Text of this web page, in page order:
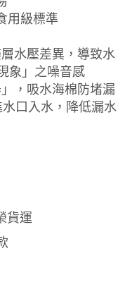
用級標準
水壓差異，導致水
象」之噪音感
，吸水海棉防堵漏
口入水，降低漏水
貨運